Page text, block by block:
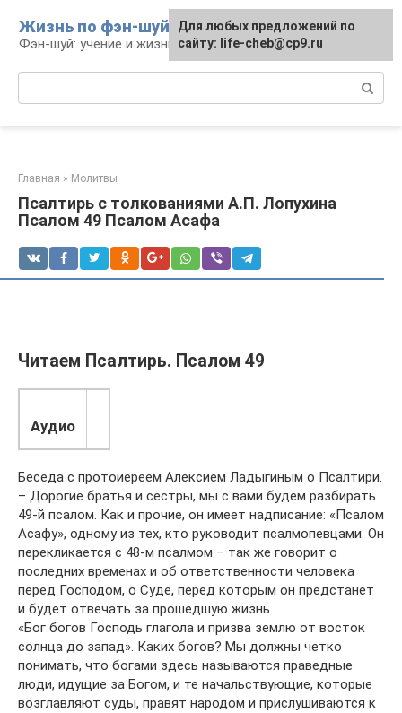
контенту
Жизнь по фэн-шуй
Фэн-шуй: учение и жизнь
Главная » Молитвы
Псалтирь с толкованиями А.П. Лопухина
Псалом 49 Псалом Асафа
Читаем Псалтирь. Псалом 49
Аудио
Беседа с протоиереем Алексием Ладыгиным о Псалтири.
– Дорогие братья и сестры, мы с вами будем разбирать
49-й псалом. Как и прочие, он имеет надписание: «Псалом
Асафу», одному из тех, кто руководит псалмопевцами. Он
перекликается с 48-м псалмом – так же говорит о
последних временах и об ответственности человека
перед Господом, о Суде, перед которым он предстанет
и будет отвечать за прошедшую жизнь.
«Бог богов Господь глагола и призва землю от восток
солнца до запад». Каких богов? Мы должны четко
понимать, что богами здесь называются праведные
люди, идущие за Богом, и те начальствующие, которые
возглавляют суды, правят народом и прислушиваются к
Для любых предложений по
сайту: life-cheb@cp9.ru
Для любых предложений по
сайту: life-cheb@cp9.ru